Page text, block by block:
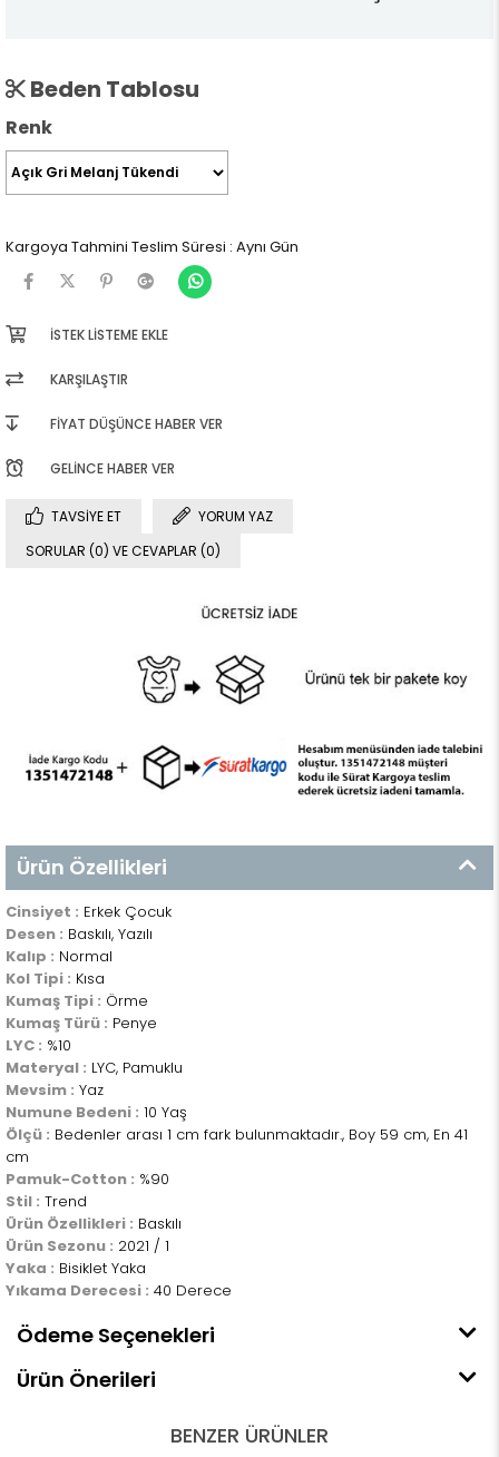
Beden Tablosu
Renk
Kargoya Tahmini Teslim Süresi : Aynı Gün
İSTEK LISTEME EKLE
KARŞILAŞTIR
FIYAT DÜŞÜNCE HABER VER
GELINCE HABER VER
TAVSIYE ET
YORUM YAZ
SORULAR (0) VE CEVAPLAR (0)
Ürün Özellikleri
Cinsiyet : Erkek Çocuk
Desen : Baskılı, Yazılı
Kalıp : Normal
Kol Tipi : Kısa
Kumaş Tipi : Örme
Kumaş Türü : Penye
LYC : %10
Materyal : LYC, Pamuklu
Mevsim : Yaz
Numune Bedeni : 10 Yaş
Ölçü : Bedenler arası 1 cm fark bulunmaktadır., Boy 59 cm, En 41
cm
Pamuk-Cotton : %90
Stil : Trend
Ürün Özellikleri : Baskılı
Ürün Sezonu : 2021 / 1
Yaka : Bisiklet Yaka
Yıkama Derecesi : 40 Derece
Ödeme Seçenekleri
Ürün Önerileri
BENZER ÜRÜNLER